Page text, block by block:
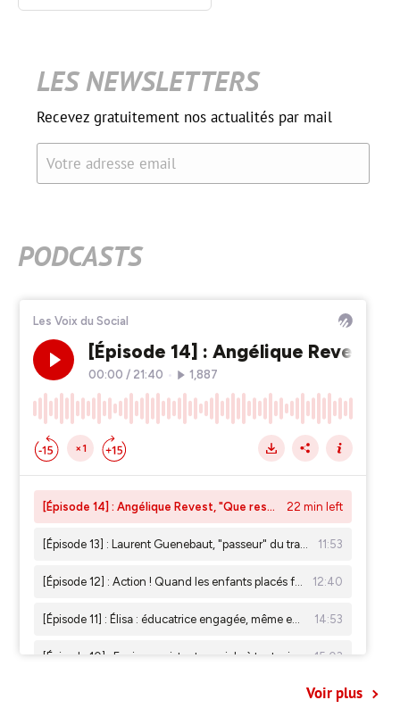
LES NEWSLETTERS
Recevez gratuitement nos actualités par mail
Votre adresse email
PODCASTS
Voir plus